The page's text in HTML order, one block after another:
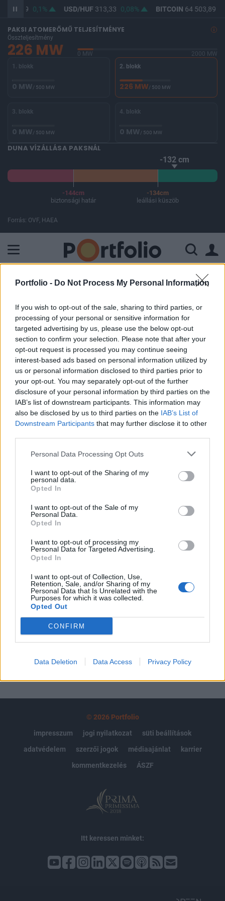
Portfolio - Do Not Process My Personal Information
If you wish to opt-out of the sale, sharing to third parties, or
processing of your personal or sensitive information for
targeted advertising by us, please use the below opt-out
section to confirm your selection. Please note that after your
opt-out request is processed you may continue seeing
interest-based ads based on personal information utilized by
us or personal information disclosed to third parties prior to
your opt-out. You may separately opt-out of the further
disclosure of your personal information by third parties on the
IAB’s list of downstream participants. This information may
also be disclosed by us to third parties on the IAB’s List of
Downstream Participants that may further disclose it to other
Personal Data Processing Opt Outs
I want to opt-out of the Sharing of my
personal data.
Opted In
I want to opt-out of the Sale of my
Personal Data.
Opted In
I want to opt-out of processing my
Personal Data for Targeted Advertising.
Opted In
I want to opt-out of Collection, Use,
Retention, Sale, and/or Sharing of my
Personal Data that Is Unrelated with the
Purposes for which it was collected.
Opted Out
CONFIRM
Data Deletion Data Access Privacy Policy
362,09 0,1% USD/HUF313,33 0,08% BITCOIN 64 503,89
PAKSI ATOMERŐMŰ TELJESÍTMÉNYE
Összteljesítmény
226 MW 0 MW
2000 MW
1. blokk
0 MW/ 500 MW
2. blokk
226 MW/ 500 MW
3. blokk
0 MW/ 500 MW
4. blokk
0 MW/ 500 MW
DUNA VÍZÁLLÁSA PAKSNÁL
-132 cm
-144cm
biztonsági határ
-134cm
leállási küszöb
Forrás: OVF, HAEA
ELŐFIZETŐI TARTALOM
Waberer terjeszkedési tervei
Portfolio
2004. május 20. 08:39
A Villanova logisztikai csoport tegnap bejelentett
magyarországi megjelenése kapcsán érdemes áttekinteni a
tőzsdére igyekvő Waberer Csoport terjeszkedési terveit. A
VG írása szerint a társaság jelenleg az alábbi prioritásokkal
rendelkezik terjeszkedés terén: 1., új beruházás keretében
KEDVES OLVASÓNK!
A keresett cikk a portfolio.hu hírarchívumához
tartozik, melynek olvasása előfizetéses
regisztrációhoz kötött.
Az előfizetés a következőket tartalmazza:
Portfolio.hu teljes cikkarchívum
Kötéslisták: BÉT elmúlt 2 év napon belüli
kötéslistái
Előfizetés
MÁR ELŐFIZETŐNK VAGY?
© 2026 Portfolio
impresszum
jogi nyilatkozat
süti beállítások
adatvédelem
szerzői jogok médiaajánlat
karrier
kommentkezelés
ÁSZF
Itt keressen minket: